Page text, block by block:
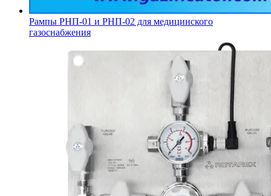
Рампы РНП-01 и РНП-02 для медицинского
газоснабжения